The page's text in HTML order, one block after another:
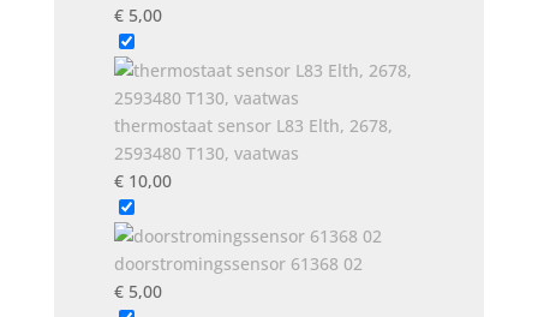
€5,00
thermostaat sensor L83 Elth, 2678,
2593480 T130, vaatwas
€10,00
doorstromingssensor 61368 02
€5,00